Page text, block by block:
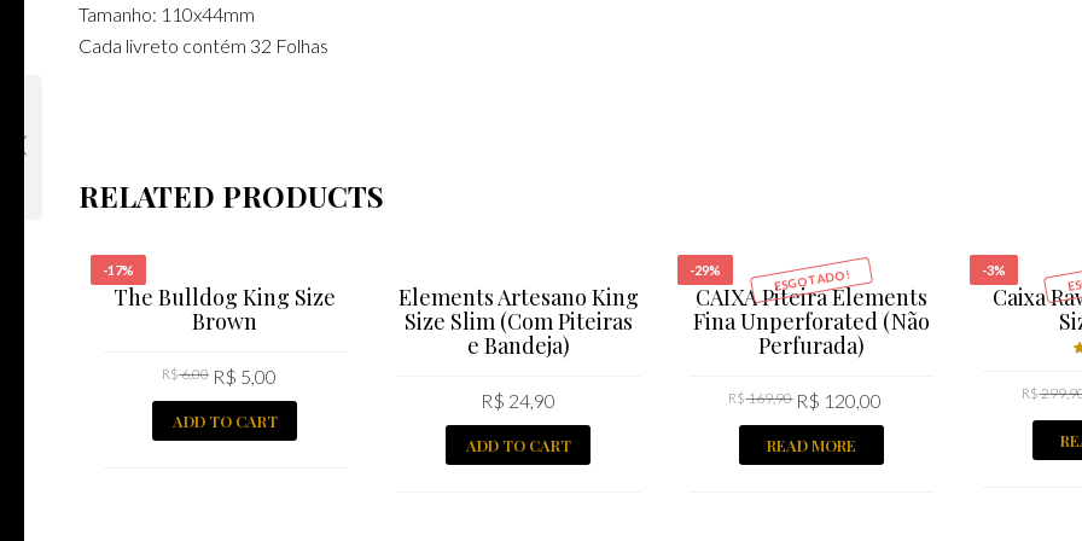
Tamanho: 110x44mm
Cada livreto contém 32 Folhas
RELATED PRODUCTS
-17%
The Bulldog King Size
Brown
R$6,00 R$ 5,00
ADD TO CART
Elements Artesano King
Size Slim (Com Piteiras
e Bandeja)
R$ 24,90
ADD TO CART
-29% ESGOTADO!
CAIXA Piteira Elements
Fina Unperforated (Não
Perfurada)
R$169,90 R$ 120,00
READ MORE
-3%
Caixa
R$